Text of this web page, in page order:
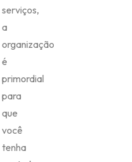
serviços,
a
organização
é
primordial
para
que
você
tenha